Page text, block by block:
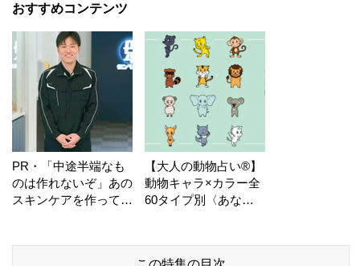
おすすめコンテンツ
PR・「中途半端なも
のは作れないぞ」あの
スキンケアを作ってい
【大人の動物占い®】
動物キャラ×カラー全
60タイプ別〈あなた